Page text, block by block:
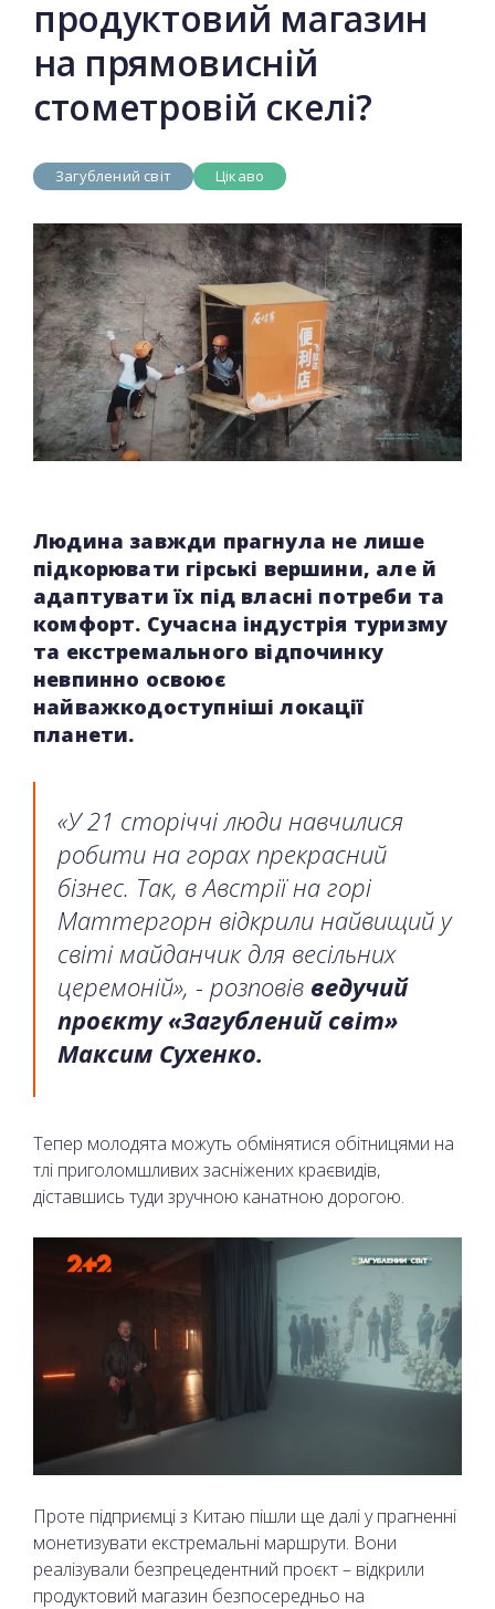
продуктовий магазин
на прямовисній
стометровій скелі?
Загублений світ Цікаво
Людина завжди прагнула не лише
підкорювати гірські вершини, але й
адаптувати їх під власні потреби та
комфорт. Сучасна індустрія туризму
та екстремального відпочинку
невпинно освоює
найважкодоступніші локації
планети.
«У 21 сторіччі люди навчилися
робити на горах прекрасний
бізнес. Так, в Австрії на горі
Маттергорн відкрили найвищий у
світі майданчик для весільних
церемоній», - розповів ведучий
проєкту «Загублений світ»
Максим Сухенко.
Тепер молодята можуть обмінятися обітницями на
тлі приголомшливих засніжених краєвидів,
діставшись туди зручною канатною дорогою.
Проте підприємці з Китаю пішли ще далі у прагненні
монетизувати екстремальні маршрути. Вони
реалізували безпрецедентний проєкт – відкрили
продуктовий магазин безпосередньо на